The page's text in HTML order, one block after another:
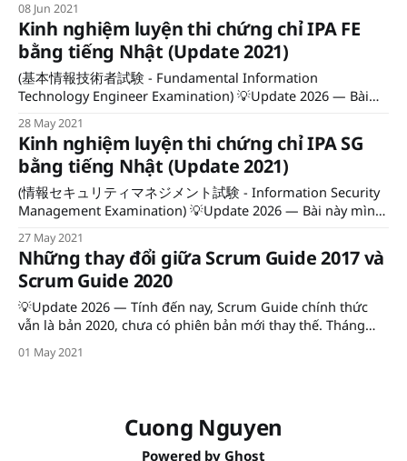
sao để biết được dự án/sản phẩm như thế nào được coi là
08 Jun 2021
Kinh nghiệm luyện thi chứng chỉ IPA FE
bằng tiếng Nhật (Update 2021)
(基本情報技術者試験 - Fundamental Information
Technology Engineer Examination) 💡Update 2026 — Bài
tháng 4/2023, IPA đã thay đổi hoàn toàn cấu trúc đề FE:
chia thành 科目A・科目B, rút ngắn thời gian, và bỏ phần
chọn ngôn ngữ lập trình.
28 May 2021
Kinh nghiệm luyện thi chứng chỉ IPA SG
bằng tiếng Nhật (Update 2021)
(情報セキュリティマネジメント試験 - Information Security
Management Examination) 💡Update 2026 — Bài này mình
năm 2022, IPA đã thay đổi cấu trúc đề SG: gộp 科目A・科目
B vào một buổi thi 120 phút, chấm theo IRT tổng hợp. Lệ
phí hiện cũng
27 May 2021
Những thay đổi giữa Scrum Guide 2017 và
Scrum Guide 2020
💡Update 2026 — Tính đến nay, Scrum Guide chính thức
vẫn là bản 2020, chưa có phiên bản mới thay thế. Tháng
cùng cộng sự phát hành, nhưng đây là tài liệu bổ sung tùy
01 May 2021
Cuong Nguyen
Powered by Ghost